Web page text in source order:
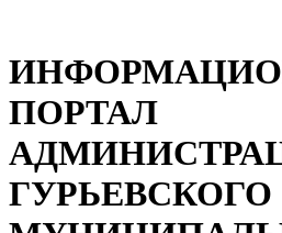
ПОРТАЛ
ГУРЬЕВСКОГО